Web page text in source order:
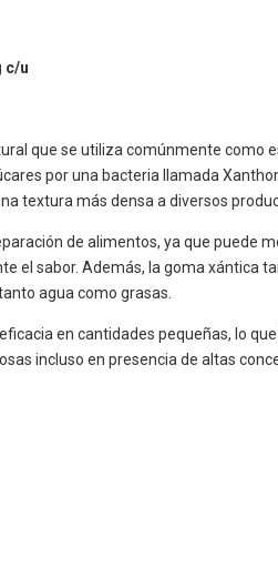
c/u
que se utiliza comúnmente como
por una bacteria llamada
textura más densa a diversos
de alimentos, ya que puede
el sabor. Además, la goma xántica
agua como grasas.
en cantidades pequeñas, lo
incluso en presencia de altas